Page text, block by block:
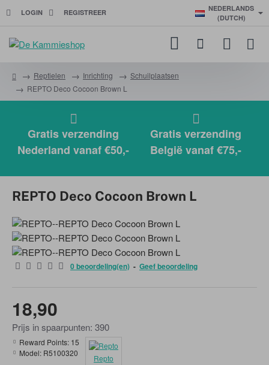
LOGIN REGISTREER
NEDERLANDS
(DUTCH)
Reptielen Inrichting
Schuilplaatsen
REPTO Deco Cocoon Brown L
Gratis verzending
Nederland vanaf €50,-
Gratis verzending
België vanaf €75,-
REPTO Deco Cocoon Brown L
0 beoordeling(en) - Geef beoordeling
18,90
Prijs in spaarpunten: 390
Reward Points: 15
Model: R5100320
Repto